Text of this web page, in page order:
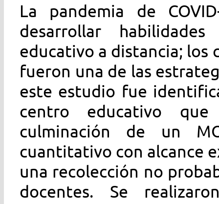
La pandemia de
desarrollar
educativo a distancia; los
fueron una de las
este estudio fue
centro educativo
culminación de un
cuantitativo con alcance
una recolección no
docentes. Se